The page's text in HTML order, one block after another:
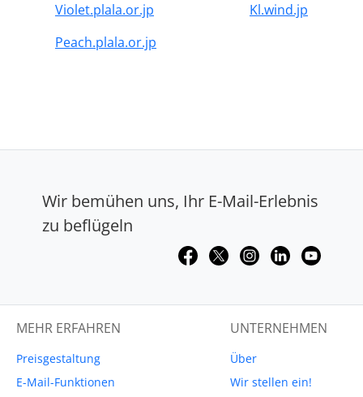
Violet.plala.or.jp
Kl.wind.jp
Peach.plala.or.jp
Wir bemühen uns, Ihr E-Mail-Erlebnis
zu beflügeln
MEHR ERFAHREN
Preisgestaltung
E-Mail-Funktionen
UNTERNEHMEN
Über
Wir stellen ein!